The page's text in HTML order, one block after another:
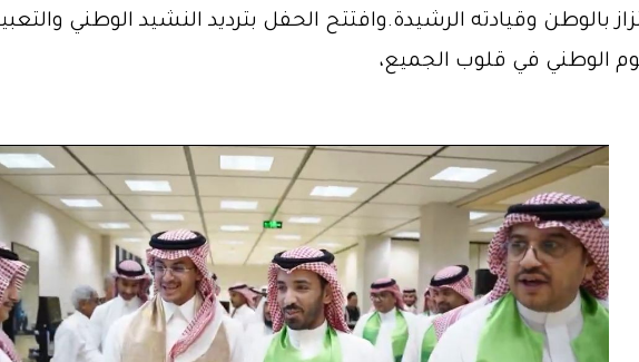
بالوطن وقيادته الرشيدة.وافتتح الحفل بترديد النشيد الوطني
الوطني في قلوب الجميع،